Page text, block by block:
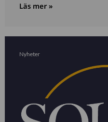
Läs mer »
Nyheter